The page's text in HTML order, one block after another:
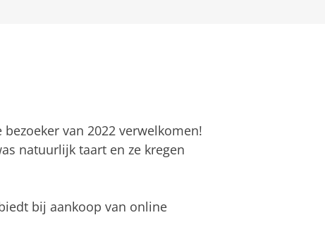
bezoeker van 2022 verwelkomen!
natuurlijk taart en ze kregen
bij aankoop van online